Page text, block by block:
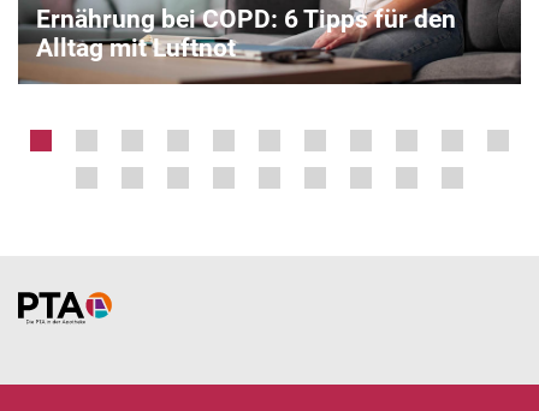
Ernährung bei COPD: 6 Tipps für den
Alltag mit Luftnot
Home